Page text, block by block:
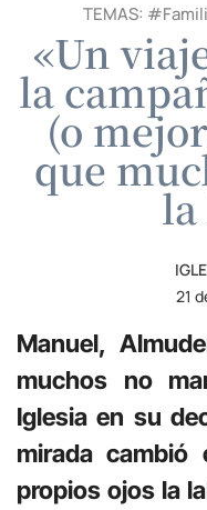
TEMAS: #
«Un
la
(o
que
21
Manuel,
muchos no
Iglesia en su
mirada cambió
propios ojos la